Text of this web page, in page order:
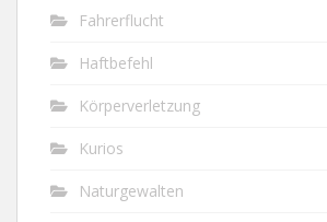
Fahrerflucht
Haftbefehl
Körperverletzung
Kurios
Naturgewalten